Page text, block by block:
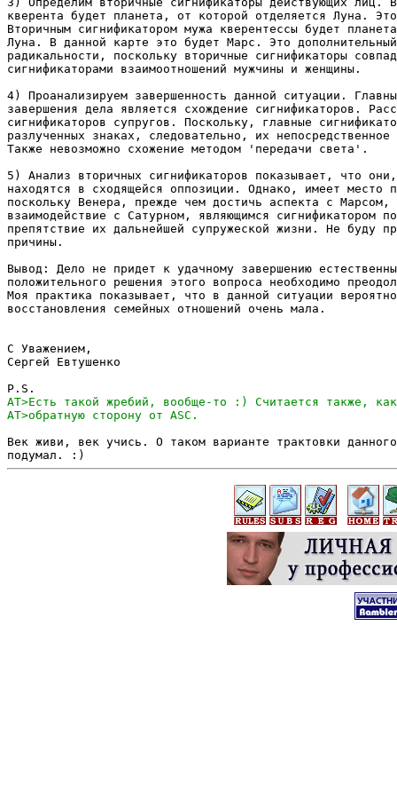
кверента будет планета, от которой отделяется Луна.
Вторичным сигнификатором мужа кверентессы будет
Луна. В данной карте это будет Марс. Это
радикальности, поскольку вторичные сигнификаторы
сигнификаторами взаимоотношений мужчины и женщины.
4) Проанализируем завершенность данной ситуации.
завершения дела является схождение сигнификаторов.
сигнификаторов супругов. Поскольку, главные
разлученных знаках, следовательно, их
Также невозможно схожение методом 'передачи света'.
5) Анализ вторичных сигнификаторов показывает, что
находятся в сходящейся оппозиции. Однако, имеет место
поскольку Венера, прежде чем достичь аспекта с Марсом,
взаимодействие с Сатурном, являющимся сигнификатором
препятствие их дальнейшей супружеской жизни. Не буду
причины.
Вывод: Дело не придет к удачному завершению
положительного решения этого вопроса необходимо
Моя практика показывает, что в данной ситуации
восстановления семейных отношений очень мала.
С Уважением,
Сергей Евтушенко
Век живи, век учись. О таком варианте трактовки